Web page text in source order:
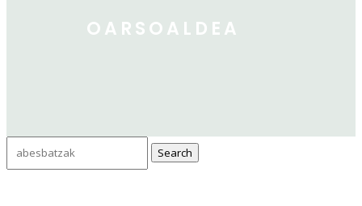
OARSOALDEA
Search
for: